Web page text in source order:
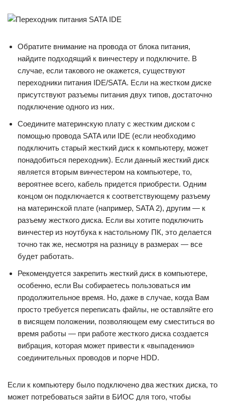
Обратите внимание на провода от блока питания,
найдите подходящий к винчестеру и подключите. В
случае, если такового не окажется, существуют
переходники питания IDE/SATA. Если на жестком диске
присутствуют разъемы питания двух типов, достаточно
подключение одного из них.
Соедините материнскую плату с жестким диском с
помощью провода SATA или IDE (если необходимо
подключить старый жесткий диск к компьютеру, может
понадобиться переходник). Если данный жесткий диск
является вторым винчестером на компьютере, то,
вероятнее всего, кабель придется приобрести. Одним
концом он подключается к соответствующему разъему
на материнской плате (например, SATA 2), другим — к
разъему жесткого диска. Если вы хотите подключить
винчестер из ноутбука к настольному ПК, это делается
точно так же, несмотря на разницу в размерах — все
будет работать.
Рекомендуется закрепить жесткий диск в компьютере,
особенно, если Вы собираетесь пользоваться им
продолжительное время. Но, даже в случае, когда Вам
просто требуется переписать файлы, не оставляйте его
в висящем положении, позволяющем ему сместиться во
время работы — при работе жесткого диска создается
вибрация, которая может привести к «выпадению»
соединительных проводов и порче HDD.
Если к компьютеру было подключено два жестких диска, то
может потребоваться зайти в БИОС для того, чтобы